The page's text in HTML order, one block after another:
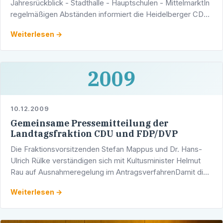
Jahresrückblick - Stadthalle - Hauptschulen - MittelmarktIn
regelmäßigen Abständen informiert die Heidelberger CDU-
Weiterlesen →
2009
10.12.2009
Gemeinsame Pressemitteilung der
Landtagsfraktion CDU und FDP/DVP
Die Fraktionsvorsitzenden Stefan Mappus und Dr. Hans-
Ulrich Rülke verständigen sich mit Kultusminister Helmut
Rau auf Ausnahmeregelung im AntragsverfahrenDamit die
Weiterlesen →